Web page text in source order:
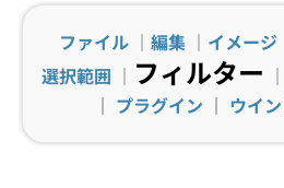
ファイル ｜ 編集 ｜ イメージ
選択範囲 ｜ フィルター ｜
｜ プラグイン ｜ ウイ